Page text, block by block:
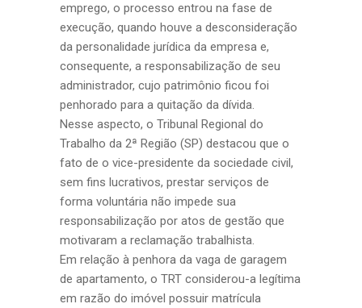
emprego, o processo entrou na fase de
execução, quando houve a desconsideração
da personalidade jurídica da empresa e,
consequente, a responsabilização de seu
administrador, cujo patrimônio ficou foi
penhorado para a quitação da dívida.
Nesse aspecto, o Tribunal Regional do
Trabalho da 2ª Região (SP) destacou que o
fato de o vice-presidente da sociedade civil,
sem fins lucrativos, prestar serviços de
forma voluntária não impede sua
responsabilização por atos de gestão que
motivaram a reclamação trabalhista.
Em relação à penhora da vaga de garagem
de apartamento, o TRT considerou-a legítima
em razão do imóvel possuir matrícula